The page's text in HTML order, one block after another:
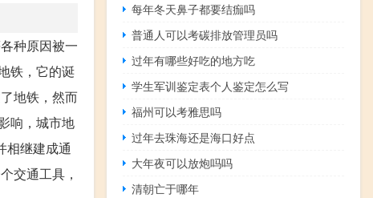
种原因被一
铁，它的诞
地铁，然而
响，城市地
相继建成通
交通工具，
每年冬天鼻子都要结痂吗
普通人可以考碳排放管理员吗
过年有哪些好吃的地方吃
学生军训鉴定表个人鉴定怎么写
福州可以考雅思吗
过年去珠海还是海口好点
大年夜可以放炮吗吗
清朝亡于哪年